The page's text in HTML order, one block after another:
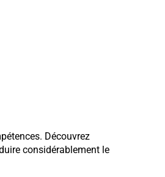
Découvrez
considérablement le